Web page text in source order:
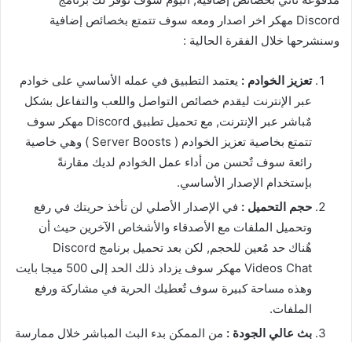
Discord مهكر اخر اصدار ومعه سوف تتمتع بخصائص إضافية
وسنشرحها خلال الفقرة الحالية :
تعزيز الخوادم : يعتمد التطبيق في عمله الأساسي على خوادم
عبر الإنترنت ليقدم خصائص التواصل واللعب والتفاعل بشكل
مٌباشر عبر الإنترنت, مع تحميل تطبيق Discord مهكر سوف
تتمتع بخاصية تعزيز الخوادم ( Server Boosts ) وهي خاصية
رائعة سوف تٌحسن من أداء عمل الخوادم لديك مقارنةً
بإستخدام الإصدار الأساسي.
حجم التحميل : في الإصدار الأصلي لن تأخذ حريتك في رفع
وتحميل الملفات مع الأصدقاء والأشخاص الآخرين حيث أن
هٌناك حد مٌعين للحجم, لكن بعد تحميل برنامج Discord
Videos Chat مهكر سوف يزداد ذلك الحد إلى 500 ميجا بايت
وهذه مساحة كبيرة سوف تٌعطيك الحرية في مشاركة ورفع
الملفات.
بث عالي الجودة : من الممكن بدء البث المباشر خلال ممارسة